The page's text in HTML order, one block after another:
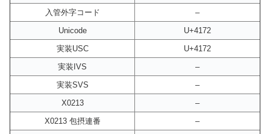
入管外字コード
–
Unicode
U+4172
実装USC
U+4172
実装IVS
–
実装SVS
–
X0213
–
X0213 包摂連番
–